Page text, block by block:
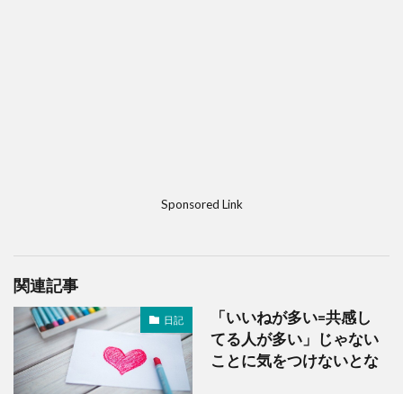
Sponsored Link
関連記事
日記
「いいねが多い=共感し
てる人が多い」じゃない
ことに気をつけないとな